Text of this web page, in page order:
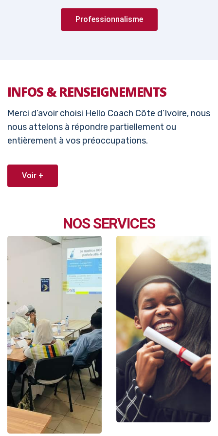
Professionnalisme
INFOS & RENSEIGNEMENTS
Merci d’avoir choisi Hello Coach Côte d’Ivoire, nous
nous attelons à répondre partiellement ou
entièrement à vos préoccupations.
Voir +
NOS SERVICES